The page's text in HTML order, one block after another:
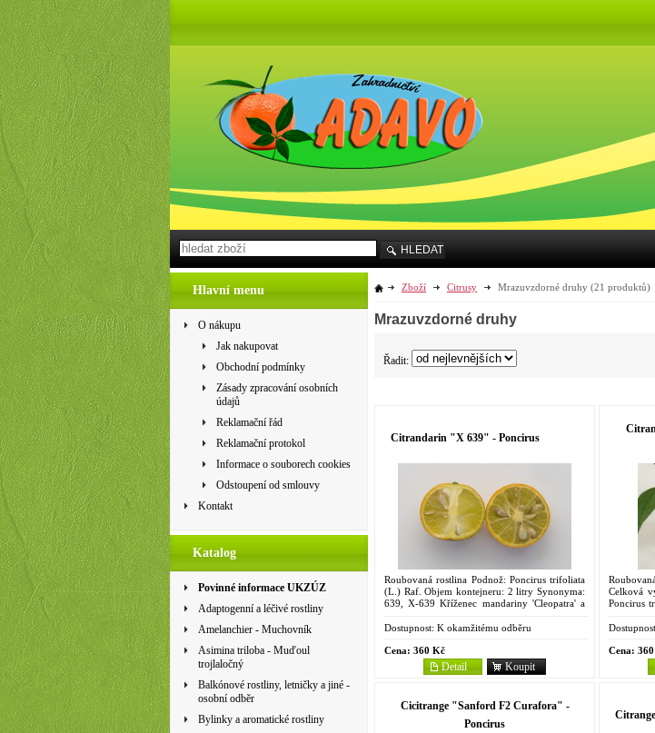
Hlavní menu
O nákupu
Jak nakupovat
Obchodní podmínky
Zásady zpracování osobních
údajů
Reklamační řád
Reklamační protokol
Informace o souborech cookies
Odstoupení od smlouvy
Kontakt
Katalog
Povinné informace UKZÚZ
Adaptogenní a léčivé rostliny
Amelanchier - Muchovník
Asimina triloba - Muďoul
trojlaločný
Balkónové rostliny, letničky a jiné -
osobní odběr
Bylinky a aromatické rostliny
Zboží Citrusy Mrazuvzdorné druhy (21 produktů)
Mrazuvzdorné druhy
Řadit:
Citrandarin "X 639" - Poncirus
Roubovaná rostlina Podnož: Poncirus trifoliata
(L.) Raf. Objem kontejneru: 2 litry Synonyma:
639, X-639 Kříženec mandariny 'Cleopatra' a
Strom...
Dostupnost: K okamžitému odběru
Cena: 360 Kč
Koupit
Detail
Celková
Poncirus
oválného
Cena:
Cicitrange "Sanford F2 Curafora" -
Poncirus
HLEDAT